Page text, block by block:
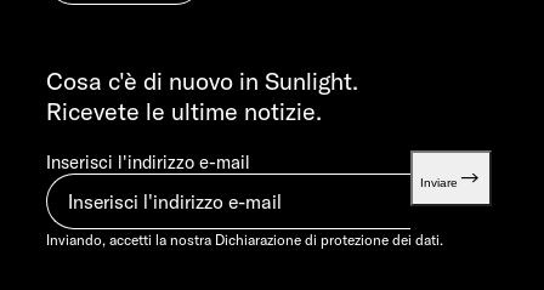
info@sunlight.de
Cosa c'è di nuovo in Sunlight.
Ricevete le ultime notizie.
Inserisci l'indirizzo e-mail
Inviare
Inviando, accetti la nostra Dichiarazione di protezione dei dati.